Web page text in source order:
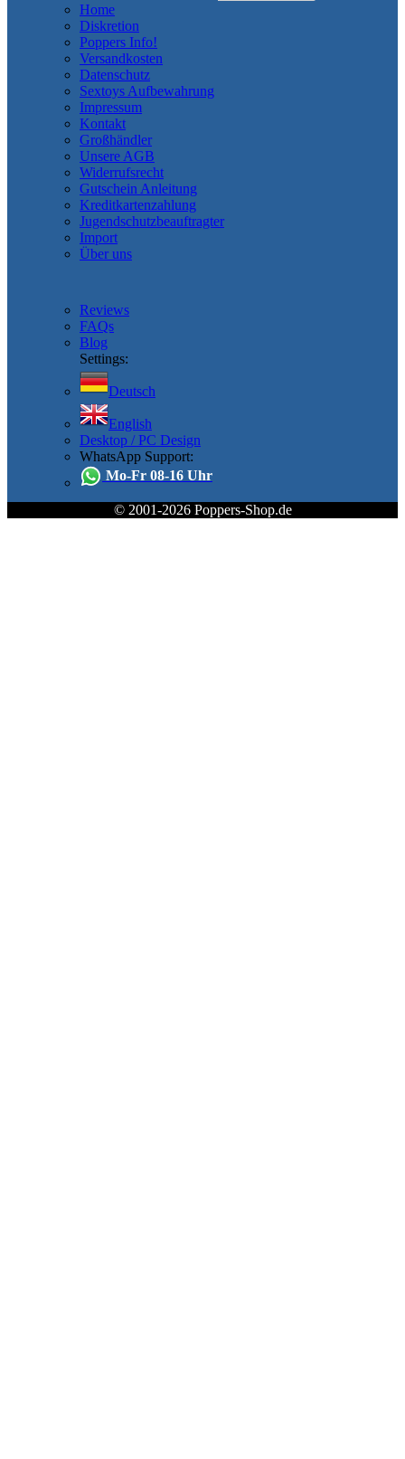
Home
Diskretion
Poppers Info!
Versandkosten
Datenschutz
Sextoys Aufbewahrung
Impressum
Kontakt
Großhändler
Unsere AGB
Widerrufsrecht
Gutschein Anleitung
Kreditkartenzahlung
Jugendschutzbeauftragter
Import
Über uns
Reviews
FAQs
Blog
Settings:
Deutsch
English
Desktop / PC Design
WhatsApp Support:
Mo-Fr 08-16 Uhr
© 2001-2026 Poppers-Shop.de